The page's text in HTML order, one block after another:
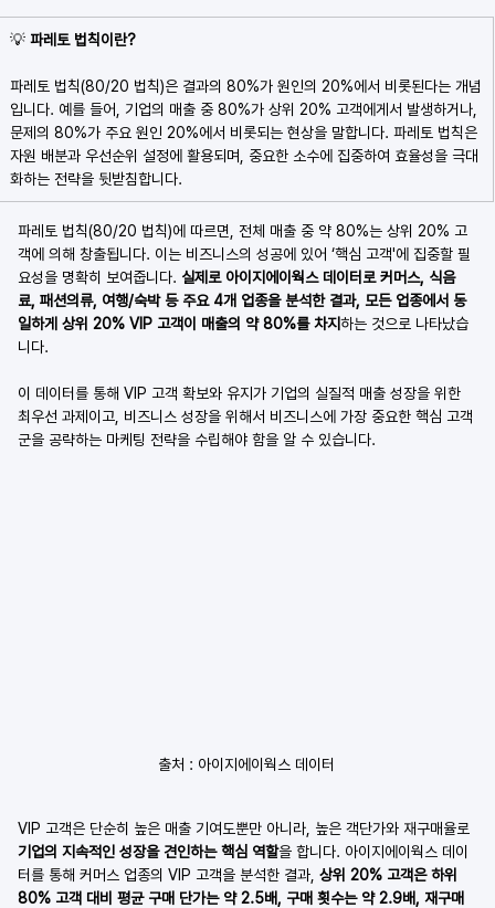
💡 파레토 법칙이란?
파레토 법칙(80/20 법칙)은 결과의 80%가 원인의 20%에서 비롯된다는 개념
입니다. 예를 들어, 기업의 매출 중 80%가 상위 20% 고객에게서 발생하거나,
문제의 80%가 주요 원인 20%에서 비롯되는 현상을 말합니다. 파레토 법칙은
자원 배분과 우선순위 설정에 활용되며, 중요한 소수에 집중하여 효율성을 극대
화하는 전략을 뒷받침합니다.
파레토 법칙(80/20 법칙)에 따르면, 전체 매출 중 약 80%는 상위 20% 고
객에 의해 창출됩니다. 이는 비즈니스의 성공에 있어 ‘핵심 고객'에 집중할 필
요성을 명확히 보여줍니다. 실제로 아이지에이웍스 데이터로 커머스, 식음
료, 패션의류, 여행/숙박 등 주요 4개 업종을 분석한 결과, 모든 업종에서 동
일하게 상위 20% VIP 고객이 매출의 약 80%를 차지하는 것으로 나타났습
니다.
이 데이터를 통해 VIP 고객 확보와 유지가 기업의 실질적 매출 성장을 위한
최우선 과제이고, 비즈니스 성장을 위해서 비즈니스에 가장 중요한 핵심 고객
군을 공략하는 마케팅 전략을 수립해야 함을 알 수 있습니다.
출처 : 아이지에이웍스 데이터
VIP 고객은 단순히 높은 매출 기여도뿐만 아니라, 높은 객단가와 재구매율로
기업의 지속적인 성장을 견인하는 핵심 역할을 합니다. 아이지에이웍스 데이
터를 통해 커머스 업종의 VIP 고객을 분석한 결과, 상위 20% 고객은 하위
80% 고객 대비 평균 구매 단가는 약 2.5배, 구매 횟수는 약 2.9배, 재구매